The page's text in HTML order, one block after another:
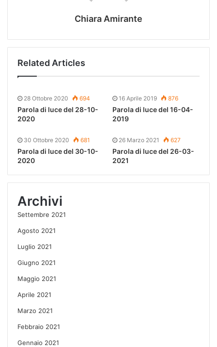
Chiara Amirante
Related Articles
28 Ottobre 2020 694
Parola di luce del 28-10-
2020
16 Aprile 2019 876
Parola di luce del 16-04-
2019
30 Ottobre 2020 681
Parola di luce del 30-10-
2020
26 Marzo 2021 627
Parola di luce del 26-03-
2021
Archivi
Settembre 2021
Agosto 2021
Luglio 2021
Giugno 2021
Maggio 2021
Aprile 2021
Marzo 2021
Febbraio 2021
Gennaio 2021